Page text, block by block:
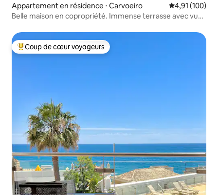
Appartement en résidence ⋅ Carvoeiro Évaluation
4,91 (100)
Belle maison en copropriété. Immense terrasse avec vue
Coups de cœur voyageurs les plus appréciés
Coup de cœur voyageurs